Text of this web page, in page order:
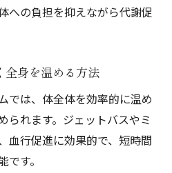
への負担を抑えながら代謝促
全身を温める方法
では、体全体を効率的に温め
られます。ジェットバスやミ
血行促進に効果的で、短時間
す。